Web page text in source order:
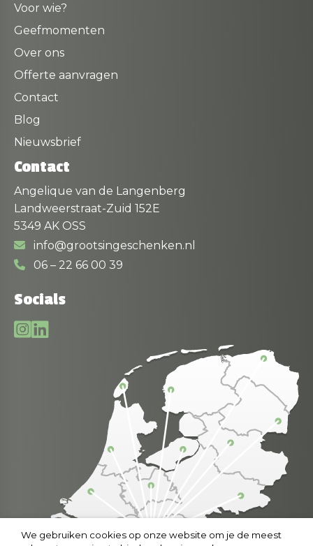
Voor wie?
Geefmomenten
Over ons
Offerte aanvragen
Contact
Blog
Nieuwsbrief
Contact
Angelique van de Langenberg
Landweerstraat-Zuid 152E
5349 AK OSS
info@grootsingeschenken.nl
06 – 22 66 00 39
Socials
We gebruiken cookies op onze website om je de meest